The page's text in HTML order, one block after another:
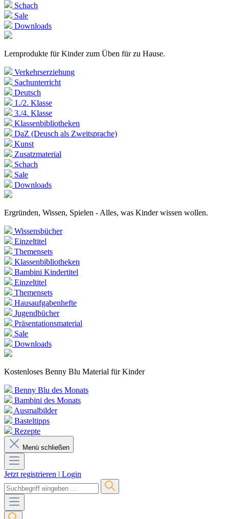
Schach
Sale
Downloads
Lernprodukte für Kinder zum Üben für zu Hause.
Verkehrserziehung
Sachunterricht
Deutsch
1./2. Klasse
3./4. Klasse
Klassenbibliotheken
DaZ (Deusch als Zweitsprache)
Kunst
Zusatzmaterial
Schach
Sale
Downloads
Ergründen, Wissen, Spielen - Alles, was Kinder wissen wollen.
Wissensbücher
Einzeltitel
Themensets
Klassenbibliotheken
Bambini Kindertitel
Einzeltitel
Themensets
Hausaufgabenhefte
Jugendbücher
Präsentationsmaterial
Sale
Downloads
Kostenloses Benny Blu Material für Kinder
Benny Blu des Monats
Bambini des Monats
Ausmalbilder
Basteltipps
Rezepte
Menü schließen
Jetzt registrieren | Login